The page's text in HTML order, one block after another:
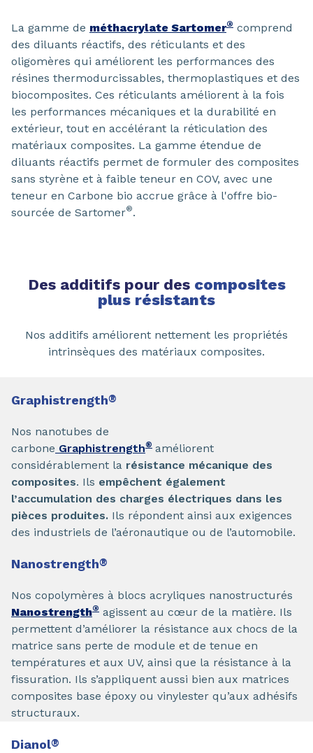
La gamme de méthacrylate Sartomer® comprend
des diluants réactifs, des réticulants et des
oligomères qui améliorent les performances des
résines thermodurcissables, thermoplastiques et des
biocomposites. Ces réticulants améliorent à la fois
les performances mécaniques et la durabilité en
extérieur, tout en accélérant la réticulation des
matériaux composites. La gamme étendue de
diluants réactifs permet de formuler des composites
sans styrène et à faible teneur en COV, avec une
teneur en Carbone bio accrue grâce à l'offre bio-
sourcée de Sartomer®.
Des additifs pour des composites
plus résistants
Nos additifs améliorent nettement les propriétés
intrinsèques des matériaux composites.
Graphistrength®
Nos nanotubes de
carbone Graphistrength® améliorent
considérablement la résistance mécanique des
composites. Ils empêchent également
l’accumulation des charges électriques dans les
pièces produites. Ils répondent ainsi aux exigences
des industriels de l’aéronautique ou de l’automobile.
Nanostrength®
Nos copolymères à blocs acryliques nanostructurés
Nanostrength® agissent au cœur de la matière. Ils
permettent d’améliorer la résistance aux chocs de la
matrice sans perte de module et de tenue en
températures et aux UV, ainsi que la résistance à la
fissuration. Ils s’appliquent aussi bien aux matrices
composites base époxy ou vinylester qu’aux adhésifs
structuraux.
Dianol®